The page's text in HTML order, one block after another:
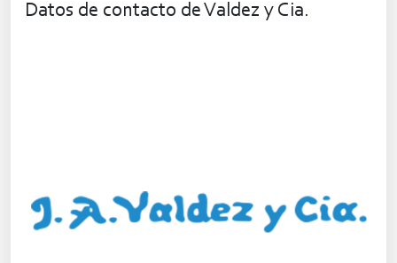
Datos de contacto de Valdez y Cia.